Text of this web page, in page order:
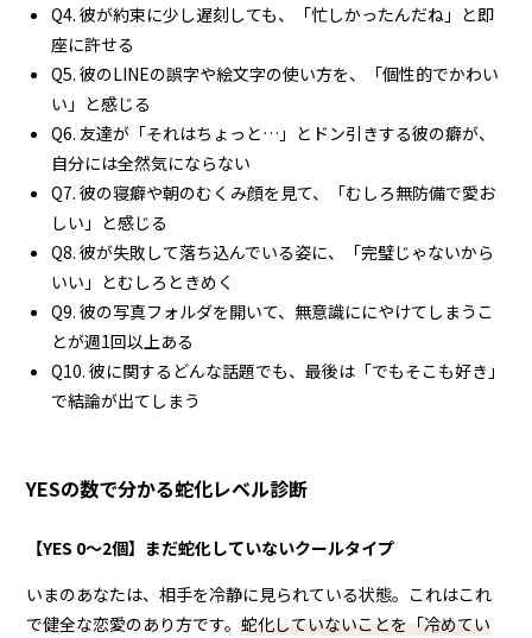
Q4. 彼が約束に少し遅刻しても、「忙しかったんだね」と即
座に許せる
Q5. 彼のLINEの誤字や絵文字の使い方を、「個性的でかわい
い」と感じる
Q6. 友達が「それはちょっと…」とドン引きする彼の癖が、
自分には全然気にならない
Q7. 彼の寝癖や朝のむくみ顔を見て、「むしろ無防備で愛お
しい」と感じる
Q8. 彼が失敗して落ち込んでいる姿に、「完璧じゃないから
いい」とむしろときめく
Q9. 彼の写真フォルダを開いて、無意識ににやけてしまうこ
とが週1回以上ある
Q10. 彼に関するどんな話題でも、最後は「でもそこも好き」
で結論が出てしまう
YESの数で分かる蛇化レベル診断
【YES 0〜2個】まだ蛇化していないクールタイプ
いまのあなたは、相手を冷静に見られている状態。これはこれ
で健全な恋愛のあり方です。蛇化していないことを「冷めてい